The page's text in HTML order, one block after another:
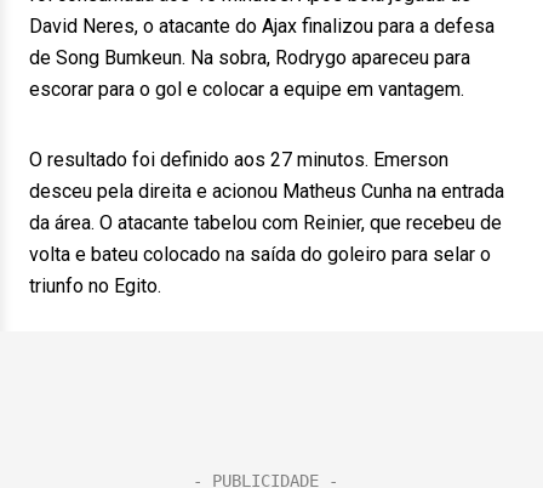
David Neres, o atacante do Ajax finalizou para a defesa
de Song Bumkeun. Na sobra, Rodrygo apareceu para
escorar para o gol e colocar a equipe em vantagem.
O resultado foi definido aos 27 minutos. Emerson
desceu pela direita e acionou Matheus Cunha na entrada
da área. O atacante tabelou com Reinier, que recebeu de
volta e bateu colocado na saída do goleiro para selar o
triunfo no Egito.